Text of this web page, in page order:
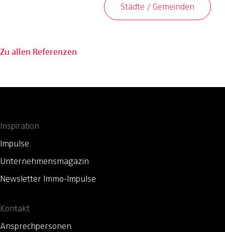
Städte / Gemeinden
Zu allen Referenzen
Inspiration
Impulse
Unternehmensmagazin
Newsletter Immo-Impulse
Kontakt
Ansprechpersonen